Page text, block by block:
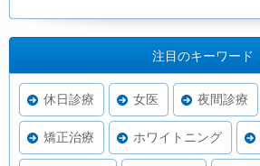
注目のキーワード
休日診療 女医 夜間診療
矯正治療 ホワイトニング